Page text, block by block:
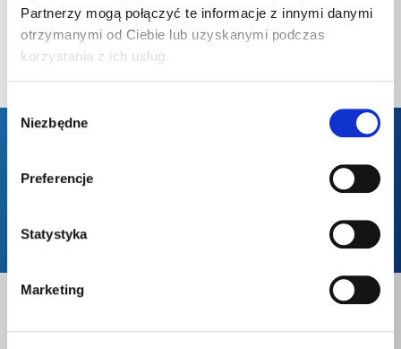
Partnerzy mogą połączyć te informacje z innymi danymi
otrzymanymi od Ciebie lub uzyskanymi podczas
korzystania z ich usług.
Wybór
zgody
Niezbędne
Preferencje
Statystyka
Marketing
71 334 90 00
Formularz Kontaktowy
Zamów gaz